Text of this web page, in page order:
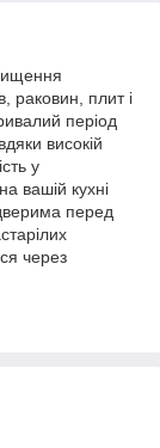
раковин, плит і
період
високій
у
вашій кухні
перед
через